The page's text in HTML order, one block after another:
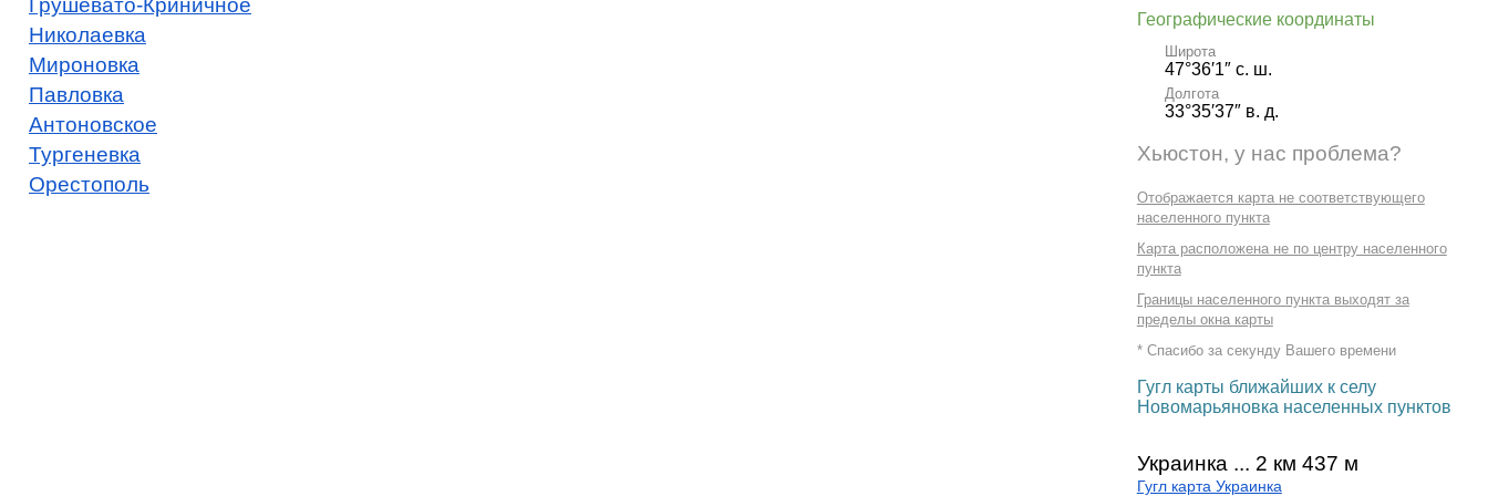
Грушевато-Криничное
Николаевка
Мироновка
Павловка
Антоновское
Тургеневка
Орестополь
Географические координаты
Широта
47°36′1″ с. ш.
Долгота
33°35′37″ в. д.
Хьюстон, у нас проблема?
Отображается карта не соответствующего
населенного пункта
Карта расположена не по центру населенного
пункта
Границы населенного пункта выходят за
пределы окна карты
* Спасибо за секунду Вашего времени
Гугл карты ближайших к селу
Новомарьяновка населенных пунктов
Украинка ... 2 км 437 м
Гугл карта Украинка